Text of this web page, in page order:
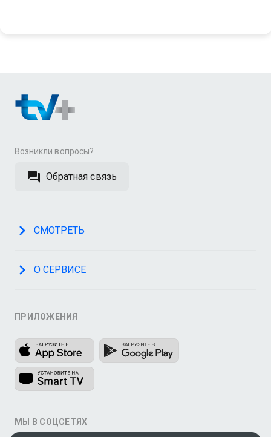
Возникли вопросы?
Обратная связь
СМОТРЕТЬ
О СЕРВИСЕ
ПРИЛОЖЕНИЯ
МЫ В СОЦСЕТЯХ